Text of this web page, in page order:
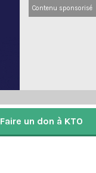
Contenu sponsorisé
Faire un don à KTO